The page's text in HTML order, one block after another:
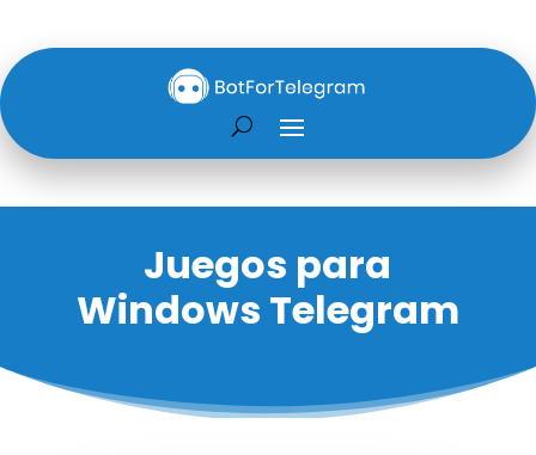
Juegos para
Windows Telegram